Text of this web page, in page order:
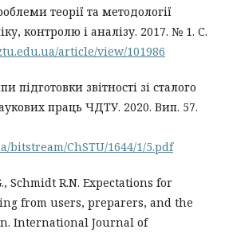
теорії та методології
контролю і аналізу. 2017. № 1. C.
article/view/101986
підготовки звітності зі сталого
праць ЧДТУ. 2020. Вип. 57.
bitstream/ChSTU/1644/1/5.pdf
Schmidt R.N. Expectations for
from users, preparers, and the
International Journal of